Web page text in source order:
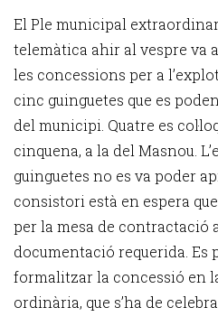
El Ple municipal
telemàtica ahir al vespre va
les concessions per a
cinc guinguetes que es
del municipi. Quatre es
cinquena, a la del Masnou.
guinguetes no es va poder
consistori està en espera
per la mesa de contractació
documentació requerida. Es
formalitzar la concessió en
ordinària, que s’ha de